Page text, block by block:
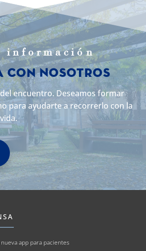
información
con Nosotros
encuentro. Deseamos formar
para ayudarte a recorrerlo con la
app para pacientes